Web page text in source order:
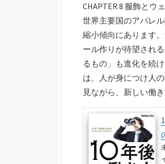
CHAPTER 8 服飾とウ
世界主要国のアパレ
縮小傾向にあります
ール作りが待望され
るもの」も進化を続
は、人が身につけ人
見ながら、新しい働